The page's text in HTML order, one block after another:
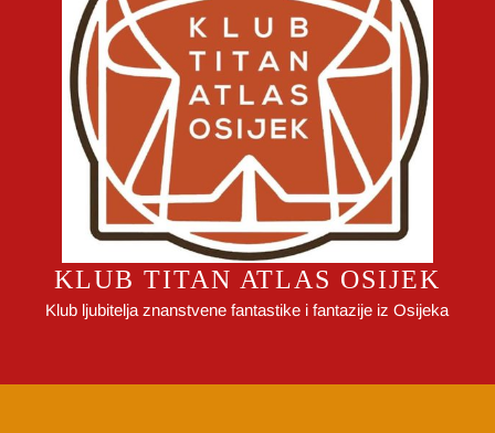
KLUB TITAN ATLAS OSIJEK
Klub ljubitelja znanstvene fantastike i fantazije iz Osijeka